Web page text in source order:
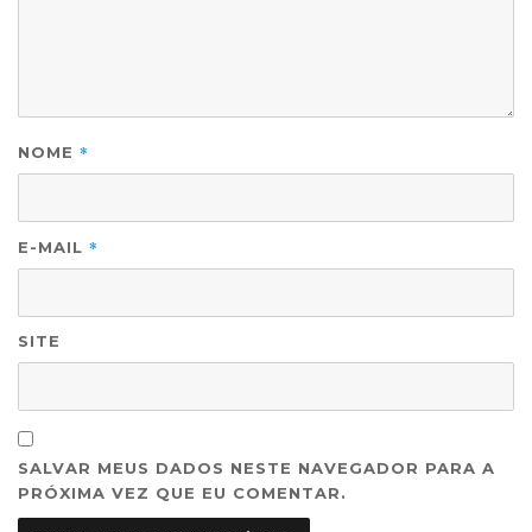
NOME *
E-MAIL *
SITE
SALVAR MEUS DADOS NESTE NAVEGADOR PARA A
PRÓXIMA VEZ QUE EU COMENTAR.